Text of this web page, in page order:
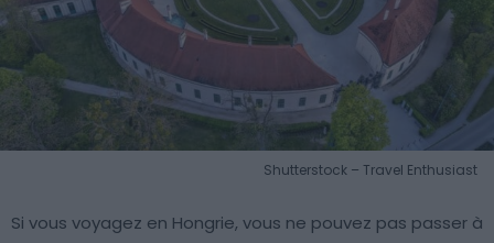
Shutterstock – Travel Enthusiast
Si vous voyagez en Hongrie, vous ne pouvez pas passer à